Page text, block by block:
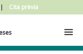
Cita prèvia